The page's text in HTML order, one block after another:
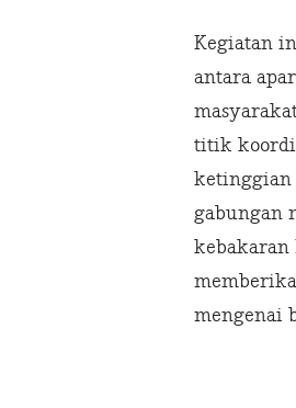
Kegiatan
antara
titik
ketinggian
gabungan
kebakaran
mengenai